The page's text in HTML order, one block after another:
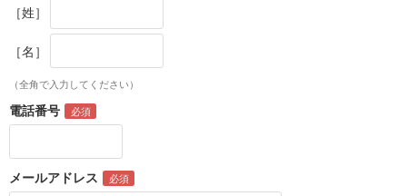
［姓］
［名］
（全角で入力してください）
電話番号
メールアドレス